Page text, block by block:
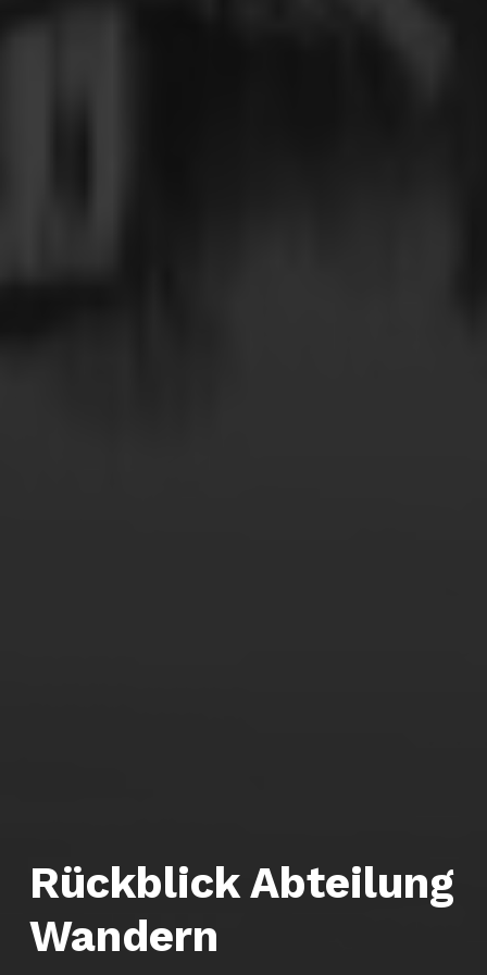
Rückblick Abteilung
Wandern